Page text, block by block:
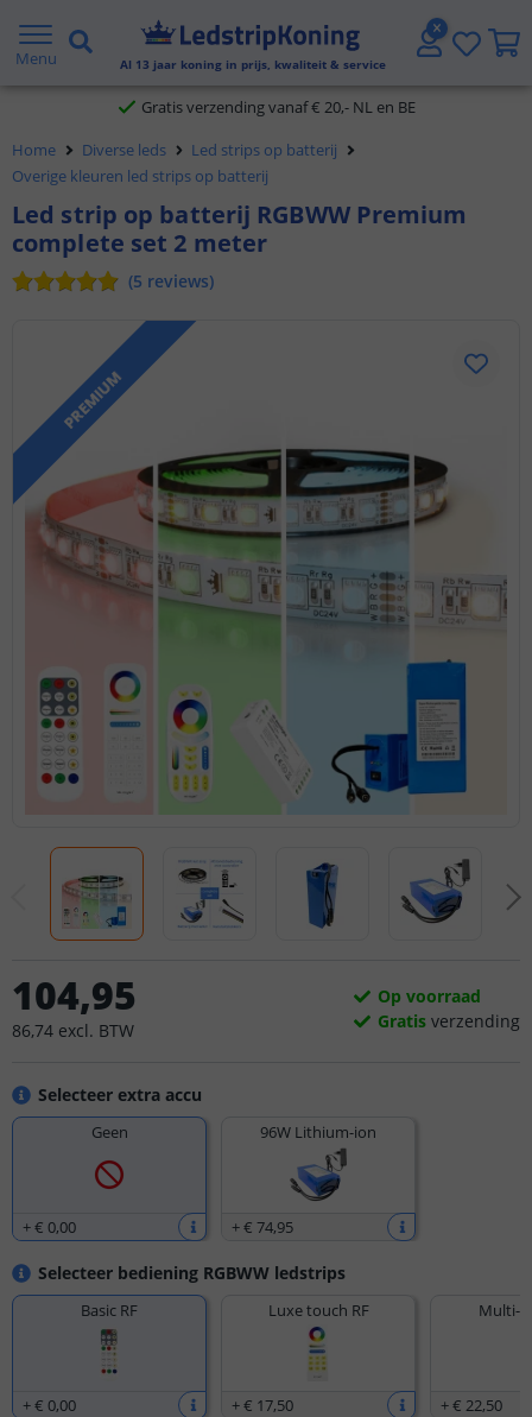
Menu Al 13 jaar koning in prijs, kwaliteit & service
5 jaar garantie
Gratis verzending vanaf € 20,- NL en BE
Klantbeoordeling 9.1
Voor 23:45 uur besteld,morgen in huis
Home Diverse leds
Led strips op batterij
Overige kleuren led strips op batterij
Led strip op batterij RGBWW Premium
complete set 2 meter
(5 reviews)
PREMIUM
Selecteer extra accu
Geen
+€ 0,00
96W Lithium-ion
+€ 74,95
Selecteer bediening RGBWW ledstrips
Basic RF
+€ 0,00
Luxe touch RF
+€ 17,50
Multi-
+€ 22,50
104,95
86,74 excl. BTW
Op voorraad
Gratis verzending